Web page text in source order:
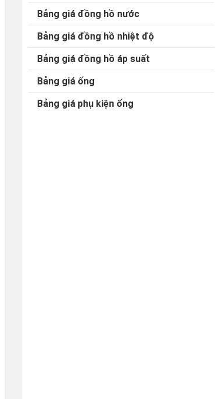
Bảng giá đồng hồ nước
Bảng giá đồng hồ nhiệt độ
Bảng giá đồng hồ áp suất
Bảng giá ống
Bảng giá phụ kiện ống